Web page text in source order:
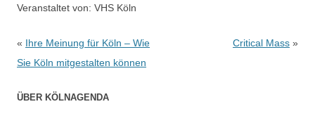
Veranstaltet von: VHS Köln
Beitragsnavigation
« Ihre Meinung für Köln – Wie
Sie Köln mitgestalten können
Critical Mass »
ÜBER KÖLNAGENDA